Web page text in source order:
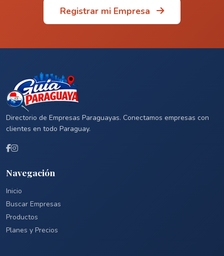
Registrar mi Empresa
Directorio de Empresas Paraguayas. Conectamos empresas con
clientes en todo Paraguay.
Navegación
Inicio
Buscar Empresas
Productos
Planes y Precios